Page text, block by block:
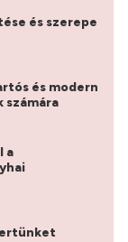
és szerepe
és modern
számára
a